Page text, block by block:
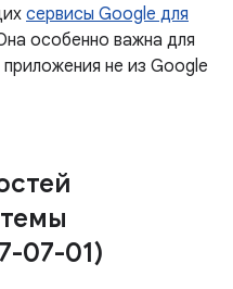
сервисы Google для
особенно важна для
не из Google
07-01)